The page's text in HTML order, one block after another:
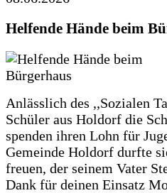
Helfende Hände beim
Anlässlich des ,,Sozialen
Schüler aus Holdorf die
spenden ihren Lohn für
Gemeinde Holdorf durfte
freuen, der seinem Vater
Dank für deinen Einsatz